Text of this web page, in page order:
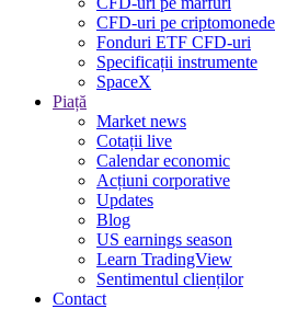
CFD-uri pe criptomonede
Fonduri ETF CFD-uri
Specificații instrumente
SpaceX
Piață
Market news
Cotații live
Calendar economic
Acțiuni corporative
Updates
Blog
US earnings season
Learn TradingView
Sentimentul clienților
Contact